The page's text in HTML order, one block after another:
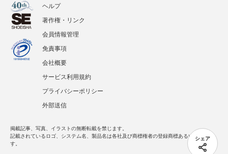
シェア
ヘルプ
著作権・リンク
会員情報管理
免責事項
会社概要
サービス利用規約
プライバシーポリシー
外部送信
掲載記事、写真、イラストの無断転載を禁じます。
記載されているロゴ、システム名、製品名は各社及び商標権者の登録商標あるいは商標で
す。